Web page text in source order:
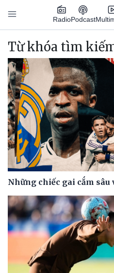
Nhảy đến nội dung
RadioPodcast
Main navigation
Từ khóa tìm
Những chiếc gai cắm sâu